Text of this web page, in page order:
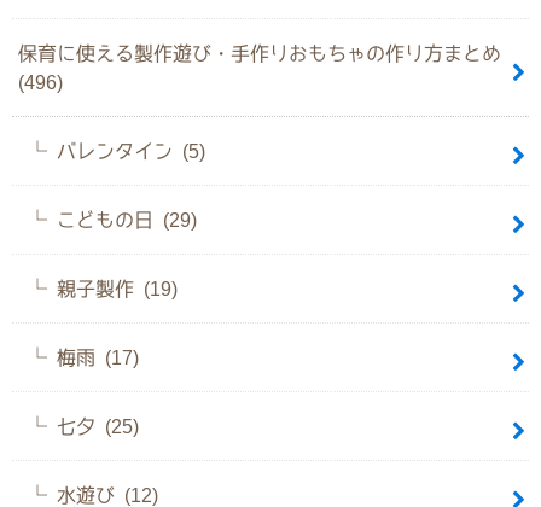
保育に使える製作遊び・手作りおもちゃの作り方まとめ
(496)
バレンタイン (5)
こどもの日 (29)
親子製作 (19)
梅雨 (17)
七夕 (25)
水遊び (12)